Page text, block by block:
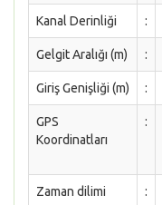
Kanal Derinliği :
Gelgit Aralığı (m) :
Giriş Genişliği (m) :
GPS
Koordinatları
:
Zaman dilimi :